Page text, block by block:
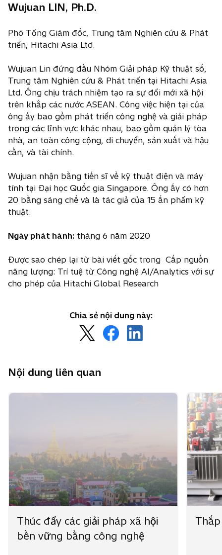
Wujuan LIN, Ph.D.
Phó Tổng Giám đốc, Trung tâm Nghiên cứu & Phát
triển, Hitachi Asia Ltd.
Wujuan Lin đứng đầu Nhóm Giải pháp Kỹ thuật số,
Trung tâm Nghiên cứu & Phát triển tại Hitachi Asia
Ltd. Ông chịu trách nhiệm tạo ra sự đổi mới xã hội
trên khắp các nước ASEAN. Công việc hiện tại của
ông ấy bao gồm phát triển công nghệ và giải pháp
trong các lĩnh vực khác nhau, bao gồm quản lý tòa
nhà, an toàn công cộng, di chuyển, sản xuất và hậu
cần, và tài chính.
Wujuan nhận bằng tiến sĩ về kỹ thuật điện và máy
tính tại Đại học Quốc gia Singapore. Ông ấy có hơn
20 bằng sáng chế và là tác giả của 15 ấn phẩm kỹ
thuật.
Ngày phát hành: tháng 6 năm 2020
Được sao chép lại từ bài viết gốc trong Cấp nguồn
năng lượng: Trí tuệ từ Công nghệ AI/Analytics với sự
cho phép của Hitachi Global Research
Chia sẻ nội dung này:
p
s
w
t
a
b
o
t
a
b
p
t
a
b
Nội dung liên quan
Thúc đẩy các giải pháp xã hội
bền vững bằng công nghệ